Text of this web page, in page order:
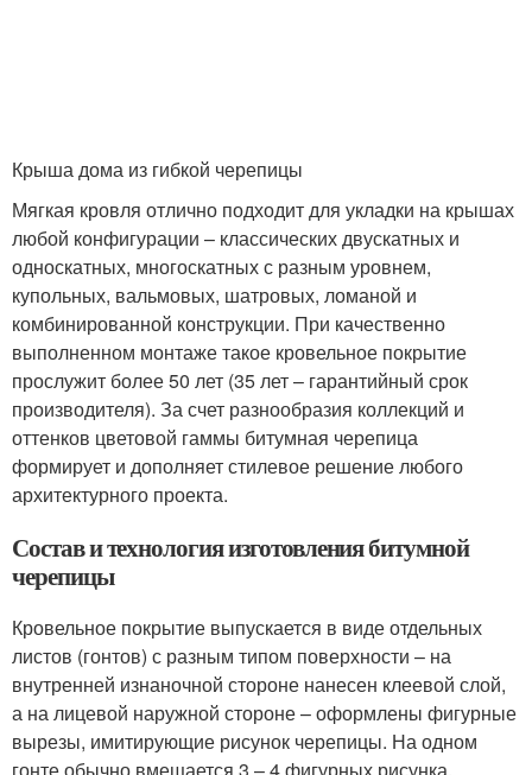
Крыша дома из гибкой черепицы
Мягкая кровля отлично подходит для укладки на крышах
любой конфигурации – классических двускатных и
односкатных, многоскатных с разным уровнем,
купольных, вальмовых, шатровых, ломаной и
комбинированной конструкции. При качественно
выполненном монтаже такое кровельное покрытие
прослужит более 50 лет (35 лет – гарантийный срок
производителя). За счет разнообразия коллекций и
оттенков цветовой гаммы битумная черепица
формирует и дополняет стилевое решение любого
архитектурного проекта.
Состав и технология изготовления битумной
черепицы
Кровельное покрытие выпускается в виде отдельных
листов (гонтов) с разным типом поверхности – на
внутренней изнаночной стороне нанесен клеевой слой,
а на лицевой наружной стороне – оформлены фигурные
вырезы, имитирующие рисунок черепицы. На одном